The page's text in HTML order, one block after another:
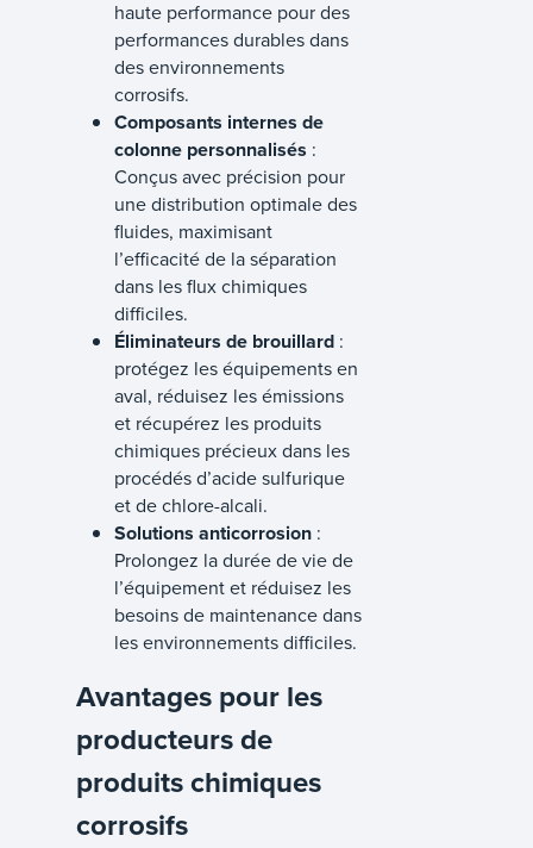
haute performance pour des
performances durables dans
des environnements
corrosifs.
Composants internes de
colonne personnalisés :
Conçus avec précision pour
une distribution optimale des
fluides, maximisant
l’efficacité de la séparation
dans les flux chimiques
difficiles.
Éliminateurs de brouillard :
protégez les équipements en
aval, réduisez les émissions
et récupérez les produits
chimiques précieux dans les
procédés d’acide sulfurique
et de chlore-alcali.
Solutions anticorrosion :
Prolongez la durée de vie de
l’équipement et réduisez les
besoins de maintenance dans
les environnements difficiles.
Avantages pour les
producteurs de
produits chimiques
corrosifs